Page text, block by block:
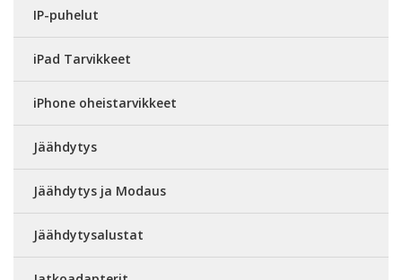
IP-puhelut
iPad Tarvikkeet
iPhone oheistarvikkeet
Jäähdytys
Jäähdytys ja Modaus
Jäähdytysalustat